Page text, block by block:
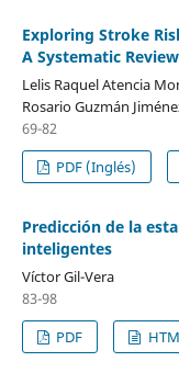
Exploring Stroke
A Systematic Review
Lelis Raquel Atencia
Rosario Guzmán
69-82
PDF (Inglés)
Predicción de la
inteligentes
Víctor Gil-Vera
83-98
PDF